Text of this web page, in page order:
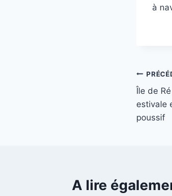
à
de
Île de
estivale
poussif
A lire